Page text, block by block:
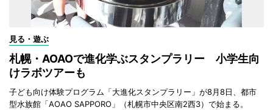
見る・遊ぶ
札幌・AOAOで進化学ぶスタンプラリー 小学生向
けラボツアーも
子ども向け体験プログラム「大進化スタンプラリー」が8月8日、都市
型水族館「AOAO SAPPORO」（札幌市中央区南2西3）で始まる。